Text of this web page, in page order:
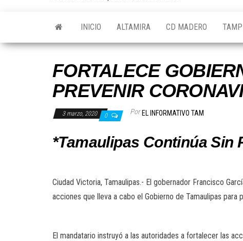
INICIO ALTAMIRA CD MADERO
FORTALECE
PREVENIR
3 marzo, 2020 0 Por EL INFORMATIVO TAM
*Tamaulipas Continúa Sin
Ciudad Victoria, Tamaulipas.- El gobernador Francisco
acciones que lleva a cabo el Gobierno de Tamaulipas para
El mandatario instruyó a las autoridades a fortalecer las